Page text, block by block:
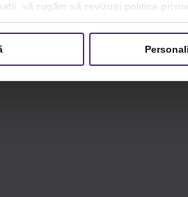
vă rugăm să revizuiți politica